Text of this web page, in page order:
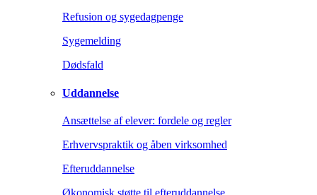
Refusion og sygedagpenge
Sygemelding
Dødsfald
Uddannelse
Ansættelse af elever: fordele og regler
Erhvervspraktik og åben virksomhed
Efteruddannelse
Økonomisk støtte til efteruddannelse